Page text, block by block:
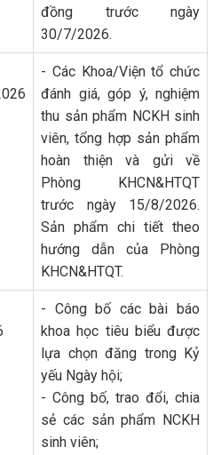
đồng trước ngày
30/7/2026.
- Các Khoa/Viện tổ chức
đánh giá, góp ý, nghiệm
thu sản phẩm NCKH sinh
viên, tổng hợp sản phẩm
hoàn thiện và gửi về
Phòng KHCN&HTQT
trước ngày 15/8/2026.
Sản phẩm chi tiết theo
hướng dẫn của Phòng
KHCN&HTQT.
- Công bố các bài báo
khoa học tiêu biểu được
lựa chọn đăng trong Kỷ
yếu Ngày hội;
- Công bố, trao đổi, chia
sẻ các sản phẩm NCKH
sinh viên;